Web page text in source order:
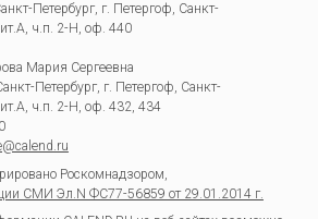
Петербург, г. Петергоф, Санкт-
ч.п. 2-Н, оф. 440
Мария Сергеевна
Петербург, г. Петергоф, Санкт-
ч.п. 2-Н, оф. 432, 434
Роскомнадзором,
СМИ Эл.N ФС77-56859 от 29.01.2014 г.